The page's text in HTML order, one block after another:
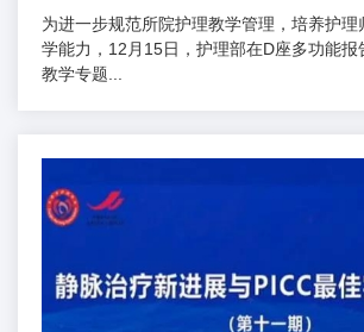
为进一步规范所院护理教学管理，培养护理
学能力，12月15日，护理部在D座多功能报
教学专题...